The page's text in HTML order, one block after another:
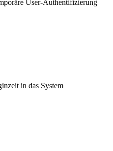
User-Authentifizierung
in das System